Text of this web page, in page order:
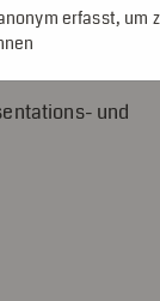
erfasst, um
und